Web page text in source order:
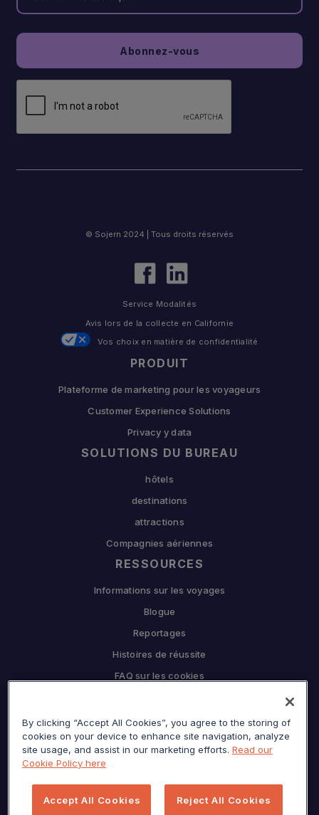
PRODUIT
Plateforme de marketing pour les voyageurs
Customer Experience Solutions
Privacy y data
SOLUTIONS DU BUREAU
hôtels
destinations
attractions
Compagnies aériennes
RESSOURCES
Informations sur les voyages
Blogue
Reportages
Histoires de réussite
FAQ sur les cookies
Pourquoi Sojern
Travaillez en partenariat avec nous
Presse
Centre de confidentialité
© Sojern 2024 | Tous droits réservés
Service Modalités
Avis lors de la collecte en Californie
Vos choix en matière de confidentialité
By clicking “Accept All Cookies”, you agree to the storing of
cookies on your device to enhance site navigation, analyze
site usage, and assist in our marketing efforts. Read our
Cookie Policy here
Accept All Cookies Reject All Cookies